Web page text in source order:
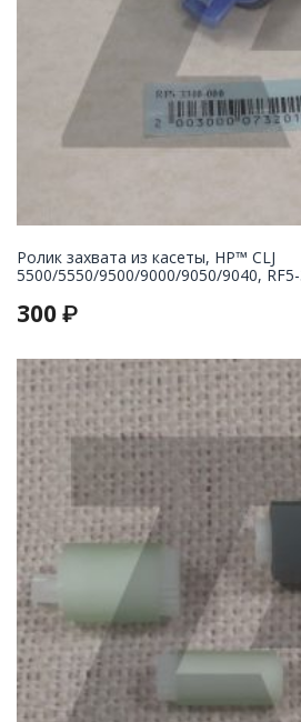
Ролик захвата из касеты, HP™ CLJ
5500/5550/9500/9000/9050/9040,
300 ₽